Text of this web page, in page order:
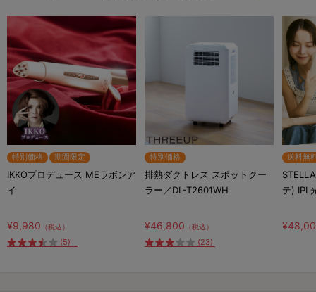
特別価格 期間限定
IKKOプロデュース MEラボンア
イ
¥9,980 （税込）
(5)
特別価格
排熱ダクトレス スポットクー
ラー／DL-T2601WH
¥46,800 （税込）
(23)
送料無
テ) IPL